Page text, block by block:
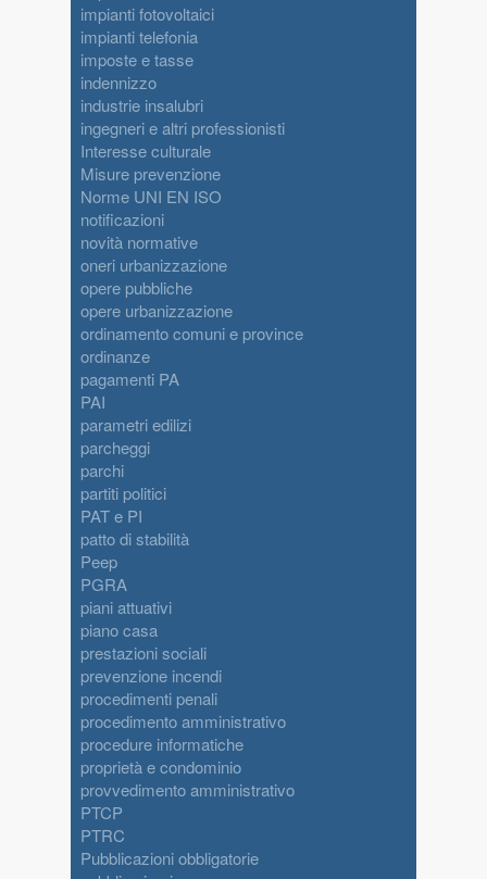
impianti fotovoltaici
impianti telefonia
imposte e tasse
indennizzo
industrie insalubri
ingegneri e altri professionisti
Interesse culturale
Misure prevenzione
Norme UNI EN ISO
notificazioni
novità normative
oneri urbanizzazione
opere pubbliche
opere urbanizzazione
ordinamento comuni e province
ordinanze
pagamenti PA
PAI
parametri edilizi
parcheggi
parchi
partiti politici
PAT e PI
patto di stabilità
Peep
PGRA
piani attuativi
piano casa
prestazioni sociali
prevenzione incendi
procedimenti penali
procedimento amministrativo
procedure informatiche
proprietà e condominio
provvedimento amministrativo
PTCP
PTRC
Pubblicazioni obbligatorie